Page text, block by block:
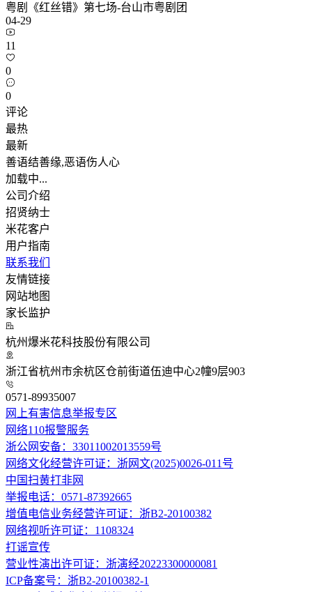
粤剧《红丝错》第七场-台山市粤剧团
04-29
11
0
0
评论
最热
最新
善语结善缘,恶语伤人心
加载中...
公司介绍
招贤纳士
米花客户
用户指南
联系我们
友情链接
网站地图
家长监护
杭州爆米花科技股份有限公司
浙江省杭州市余杭区仓前街道伍迪中心2幢9层903
0571-89935007
网上有害信息举报专区
网络110报警服务
浙公网安备：33011002013559号
网络文化经营许可证：浙网文(2025)0026-011号
中国扫黄打非网
举报电话：0571-87392665
增值电信业务经营许可证：浙B2-20100382
网络视听许可证：1108324
打谣宣传
营业性演出许可证：浙演经20223300000081
ICP备案号：浙B2-20100382-1